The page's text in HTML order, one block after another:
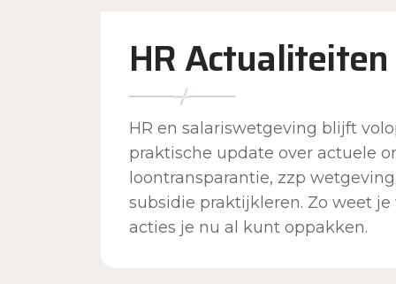
HR
HR en salariswetgeving blijft
praktische update over actuele
loontransparantie, zzp
subsidie praktijkleren. Zo weet
acties je nu al kunt oppakken.